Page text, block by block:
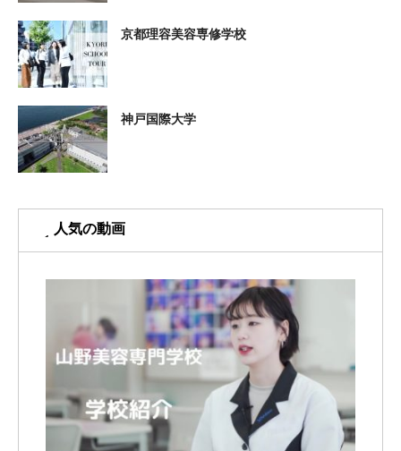
京都理容美容専修学校
神戸国際大学
人気の動画